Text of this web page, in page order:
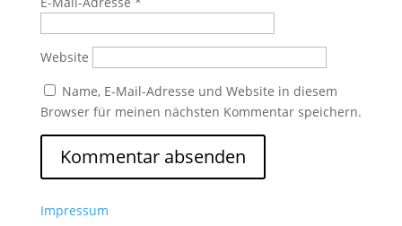
Website
Name, E-Mail-Adresse und Website in diesem
Browser für meinen nächsten Kommentar speichern.
Impressum